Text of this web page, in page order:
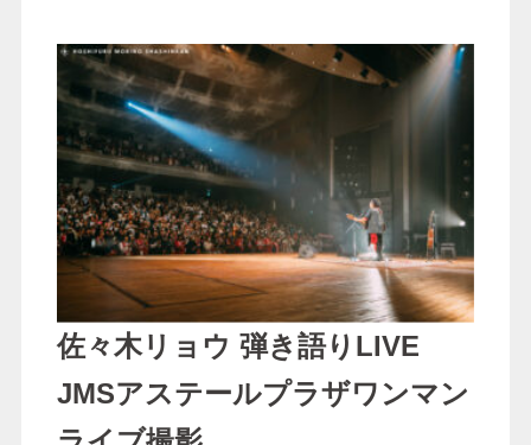
佐々木リョウ 弾き語りLIVE
JMSアステールプラザワンマン